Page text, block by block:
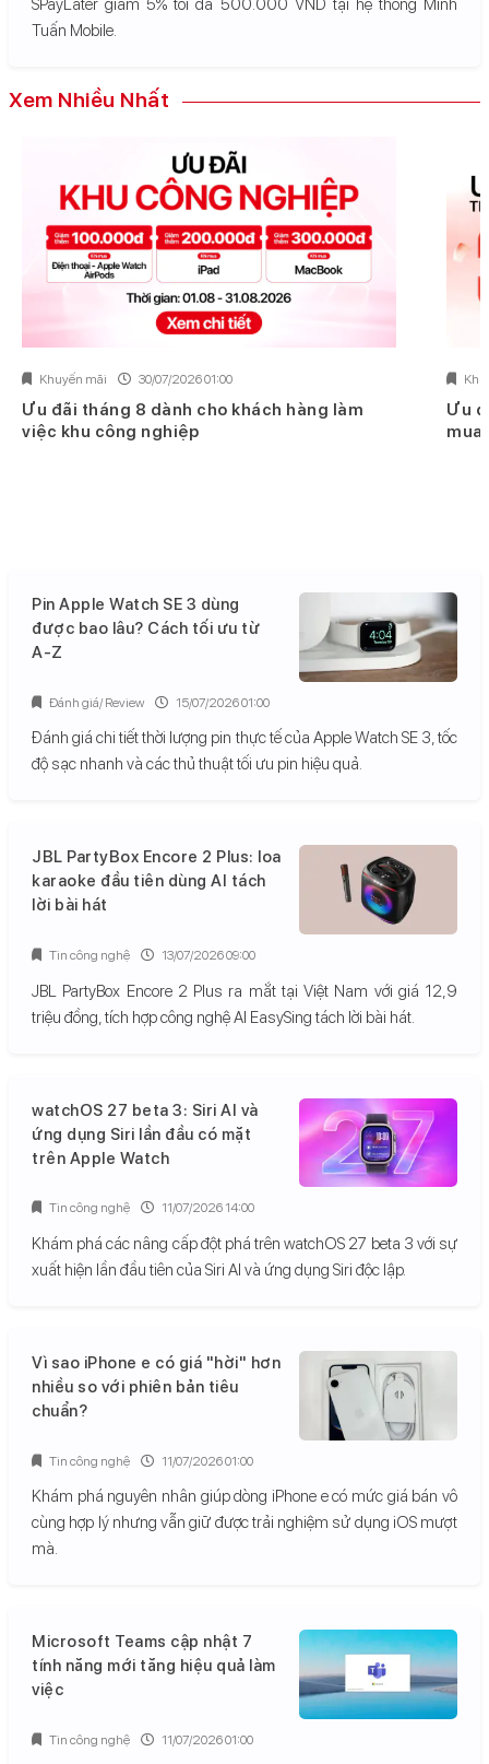
SPayLater giảm 5% tối đa 500.000 VND tại hệ thống Minh
Tuấn Mobile.
Xem Nhiều Nhất
Khuyến mãi 30/07/2026 01:00
Ưu đãi tháng 8 dành cho khách hàng làm
việc khu công nghiệp
Ưu
mua
Pin Apple Watch SE 3 dùng
được bao lâu? Cách tối ưu từ
A-Z
Đánh giá chi tiết thời lượng pin thực tế của Apple Watch SE 3, tốc
độ sạc nhanh và các thủ thuật tối ưu pin hiệu quả.
Đánh giá/ Review 15/07/2026 01:00
JBL PartyBox Encore 2 Plus: loa
karaoke đầu tiên dùng AI tách
lời bài hát
JBL PartyBox Encore 2 Plus ra mắt tại Việt Nam với giá 12,9
triệu đồng, tích hợp công nghệ AI EasySing tách lời bài hát.
Tin công nghệ 13/07/2026 09:00
watchOS 27 beta 3: Siri AI và
ứng dụng Siri lần đầu có mặt
trên Apple Watch
Khám phá các nâng cấp đột phá trên watchOS 27 beta 3 với sự
xuất hiện lần đầu tiên của Siri AI và ứng dụng Siri độc lập.
Tin công nghệ 11/07/2026 14:00
Vì sao iPhone e có giá "hời" hơn
nhiều so với phiên bản tiêu
chuẩn?
Khám phá nguyên nhân giúp dòng iPhone e có mức giá bán vô
cùng hợp lý nhưng vẫn giữ được trải nghiệm sử dụng iOS mượt
mà.
Tin công nghệ 11/07/2026 01:00
Microsoft Teams cập nhật 7
tính năng mới tăng hiệu quả làm
việc
Tin công nghệ 11/07/2026 01:00